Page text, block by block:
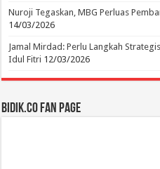
Nuroji Tegaskan, MBG Perluas
14/03/2026
Jamal Mirdad: Perlu Langkah
Idul Fitri 12/03/2026
BIDIK.CO Fan Page